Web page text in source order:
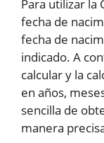
Para utilizar la
fecha de
fecha de
indicado. A
calcular y la
en años,
sencilla de
manera